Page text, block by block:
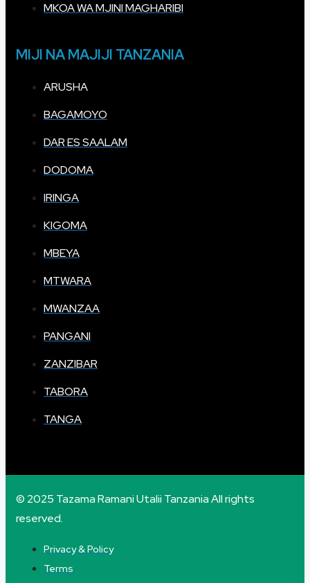
MKOA WA MJINI MAGHARIBI
MIJI NA MAJIJI TANZANIA
ARUSHA
BAGAMOYO
DAR ES SAALAM
DODOMA
IRINGA
KIGOMA
MBEYA
MTWARA
MWANZAA
PANGANI
ZANZIBAR
TABORA
TANGA
© 2025 Tazama Ramani Utalii Tanzania All rights
reserved.
Privacy & Policy
Terms